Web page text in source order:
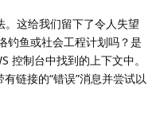
。这给我们留下了令人失望
钓鱼或社会工程计划吗？是
控制台中找到的上下文中。
链接的“错误”消息并尝试以